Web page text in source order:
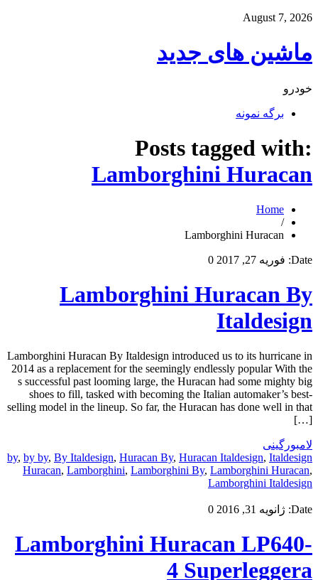
August 7, 2026
ماشین های جدید
خودرو
برگه نمونه
Posts tagged with:
Lamborghini Huracan
Home
/
Lamborghini Huracan
Date: فوریه 27, 2017 0
Lamborghini Huracan By
Italdesign
Lamborghini Huracan By Italdesign introduced us to its hurricane in
2014 as a replacement for the seemingly endlessly popular With the
s successful past looming large, the Huracan had some mighty big
shoes to fill, tasked with becoming the Italian automaker’s best-
selling model in the lineup. So far, the Huracan has done well in that
[…]
لامبورگینی
by, by by, By Italdesign, Huracan By, Huracan Italdesign, Italdesign
Huracan, Lamborghini, Lamborghini By, Lamborghini Huracan,
Lamborghini Italdesign
Date: ژانویه 31, 2016 0
Lamborghini Huracan LP640-
4 Superleggera